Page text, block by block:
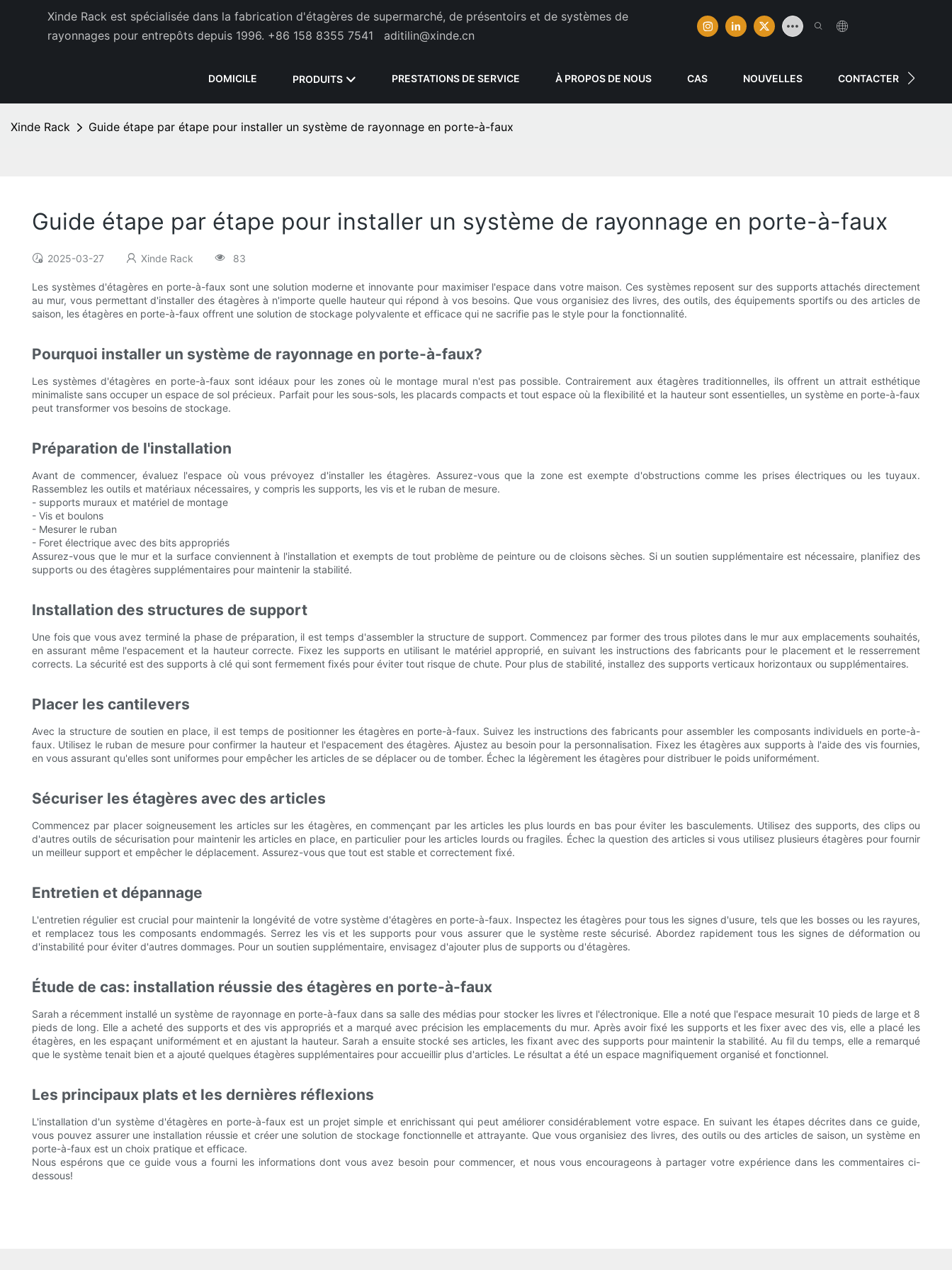
Xinde Rack est spécialisée dans la fabrication d'étagères de supermarché, de présentoirs et de systèmes de
rayonnages pour entrepôts depuis 1996. +86 158 8355 7541 aditilin@xinde.cn
DOMICILE PRODUITS PRESTATIONS DE SERVICE À PROPOS DE NOUS CAS NOUVELLES CONTACTER
Xinde Rack Guide étape par étape pour installer un système de rayonnage en porte-à-faux
Guide étape par étape pour installer un système de rayonnage en porte-à-faux
2025-03-27 Xinde Rack 83
Les systèmes d'étagères en porte-à-faux sont une solution moderne et innovante pour maximiser l'espace dans votre maison. Ces systèmes reposent sur des supports attachés directement
au mur, vous permettant d'installer des étagères à n'importe quelle hauteur qui répond à vos besoins. Que vous organisiez des livres, des outils, des équipements sportifs ou des articles de
saison, les étagères en porte-à-faux offrent une solution de stockage polyvalente et efficace qui ne sacrifie pas le style pour la fonctionnalité.
Pourquoi installer un système de rayonnage en porte-à-faux?
Les systèmes d'étagères en porte-à-faux sont idéaux pour les zones où le montage mural n'est pas possible. Contrairement aux étagères traditionnelles, ils offrent un attrait esthétique
minimaliste sans occuper un espace de sol précieux. Parfait pour les sous-sols, les placards compacts et tout espace où la flexibilité et la hauteur sont essentielles, un système en porte-à-faux
peut transformer vos besoins de stockage.
Préparation de l'installation
Avant de commencer, évaluez l'espace où vous prévoyez d'installer les étagères. Assurez-vous que la zone est exempte d'obstructions comme les prises électriques ou les tuyaux.
Rassemblez les outils et matériaux nécessaires, y compris les supports, les vis et le ruban de mesure.
- supports muraux et matériel de montage
- Vis et boulons
- Mesurer le ruban
- Foret électrique avec des bits appropriés
Assurez-vous que le mur et la surface conviennent à l'installation et exempts de tout problème de peinture ou de cloisons sèches. Si un soutien supplémentaire est nécessaire, planifiez des
supports ou des étagères supplémentaires pour maintenir la stabilité.
Installation des structures de support
Une fois que vous avez terminé la phase de préparation, il est temps d'assembler la structure de support. Commencez par former des trous pilotes dans le mur aux emplacements souhaités,
en assurant même l'espacement et la hauteur correcte. Fixez les supports en utilisant le matériel approprié, en suivant les instructions des fabricants pour le placement et le resserrement
corrects. La sécurité est des supports à clé qui sont fermement fixés pour éviter tout risque de chute. Pour plus de stabilité, installez des supports verticaux horizontaux ou supplémentaires.
Placer les cantilevers
Avec la structure de soutien en place, il est temps de positionner les étagères en porte-à-faux. Suivez les instructions des fabricants pour assembler les composants individuels en porte-à-
faux. Utilisez le ruban de mesure pour confirmer la hauteur et l'espacement des étagères. Ajustez au besoin pour la personnalisation. Fixez les étagères aux supports à l'aide des vis fournies,
en vous assurant qu'elles sont uniformes pour empêcher les articles de se déplacer ou de tomber. Échec la légèrement les étagères pour distribuer le poids uniformément.
Sécuriser les étagères avec des articles
Commencez par placer soigneusement les articles sur les étagères, en commençant par les articles les plus lourds en bas pour éviter les basculements. Utilisez des supports, des clips ou
d'autres outils de sécurisation pour maintenir les articles en place, en particulier pour les articles lourds ou fragiles. Échec la question des articles si vous utilisez plusieurs étagères pour fournir
un meilleur support et empêcher le déplacement. Assurez-vous que tout est stable et correctement fixé.
Entretien et dépannage
L'entretien régulier est crucial pour maintenir la longévité de votre système d'étagères en porte-à-faux. Inspectez les étagères pour tous les signes d'usure, tels que les bosses ou les rayures,
et remplacez tous les composants endommagés. Serrez les vis et les supports pour vous assurer que le système reste sécurisé. Abordez rapidement tous les signes de déformation ou
d'instabilité pour éviter d'autres dommages. Pour un soutien supplémentaire, envisagez d'ajouter plus de supports ou d'étagères.
Étude de cas: installation réussie des étagères en porte-à-faux
Sarah a récemment installé un système de rayonnage en porte-à-faux dans sa salle des médias pour stocker les livres et l'électronique. Elle a noté que l'espace mesurait 10 pieds de large et 8
pieds de long. Elle a acheté des supports et des vis appropriés et a marqué avec précision les emplacements du mur. Après avoir fixé les supports et les fixer avec des vis, elle a placé les
étagères, en les espaçant uniformément et en ajustant la hauteur. Sarah a ensuite stocké ses articles, les fixant avec des supports pour maintenir la stabilité. Au fil du temps, elle a remarqué
que le système tenait bien et a ajouté quelques étagères supplémentaires pour accueillir plus d'articles. Le résultat a été un espace magnifiquement organisé et fonctionnel.
Les principaux plats et les dernières réflexions
L'installation d'un système d'étagères en porte-à-faux est un projet simple et enrichissant qui peut améliorer considérablement votre espace. En suivant les étapes décrites dans ce guide,
vous pouvez assurer une installation réussie et créer une solution de stockage fonctionnelle et attrayante. Que vous organisiez des livres, des outils ou des articles de saison, un système en
porte-à-faux est un choix pratique et efficace.
Nous espérons que ce guide vous a fourni les informations dont vous avez besoin pour commencer, et nous vous encourageons à partager votre expérience dans les commentaires ci-
dessous!